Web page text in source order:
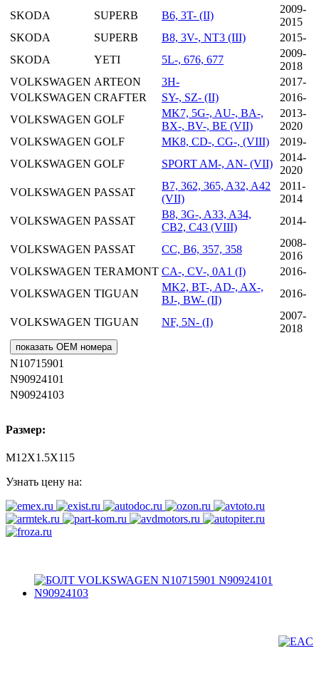
SKODA SUPERB B6, 3T- (II)
2009-
2015
SKODA
SUPERB B8, 3V-, NT3 (III)
2015-
SKODA
YETI 5L-, 676, 677
2009-
2018
VOLKSWAGEN ARTEON 3H-
2017-
VOLKSWAGEN CRAFTER SY-, SZ- (II)
2016-
VOLKSWAGEN GOLF
MK7, 5G-, AU-, BA-,
BX-, BV-, BE (VII)
2013-
2020
VOLKSWAGEN GOLF MK8, CD-, CG-, (VIII)
2019-
VOLKSWAGEN GOLF SPORT AM-, AN- (VII)
2014-
2020
VOLKSWAGEN PASSAT
B7, 362, 365, A32, A42
(VII)
2011-
2014
VOLKSWAGEN PASSAT
B8, 3G-, A33, A34,
CB2, C43 (VIII)
2014-
VOLKSWAGEN PASSAT CC, B6, 357, 358
2008-
2016
VOLKSWAGEN TERAMONT CA-, CV-, 0A1 (I)
2016-
VOLKSWAGEN TIGUAN
MK2, BT-, AD-, AX-,
BJ-, BW- (II)
2016-
VOLKSWAGEN TIGUAN NF, 5N- (I)
2007-
2018
показать OEM номера
N10715901
N90924101
N90924103
Размер:
М12Х1.5Х115
Узнать цену на: